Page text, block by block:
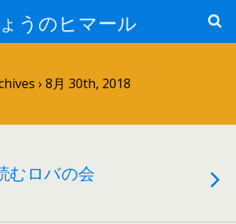
うのヒマール
› 8月 30th, 2018
むロバの会